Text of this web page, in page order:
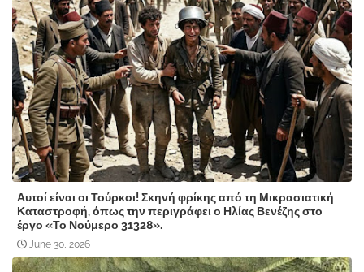
Αυτοί είναι οι Τούρκοι! Σκηνή φρίκης από τη Μικρασιατική
Καταστροφή, όπως την περιγράφει ο Ηλίας Βενέζης στο
έργο «Το Νούμερο 31328».
June 30, 2026